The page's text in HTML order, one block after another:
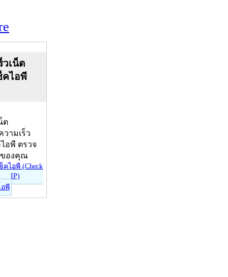
วเน็ต
คไอพี
ต
วามเร็ว
อพี ตรวจ
ของคุณ
อพี